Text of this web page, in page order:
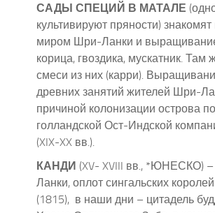
САДЫ СПЕЦИЙ В МАТАЛЕ
культивируют пряности)
миром Шри-Ланки и
корица, гвоздика, мускатник.
смеси из них (карри).
древних занятий жителей Шри-
причиной колонизации острова
голландской Ост-Индской
(XIX-XX вв.).
КАНДИ (XV- XVIII вв., *ЮНЕСКО)
Ланки, оплот сингальских
(1815), в наши дни – цитадель